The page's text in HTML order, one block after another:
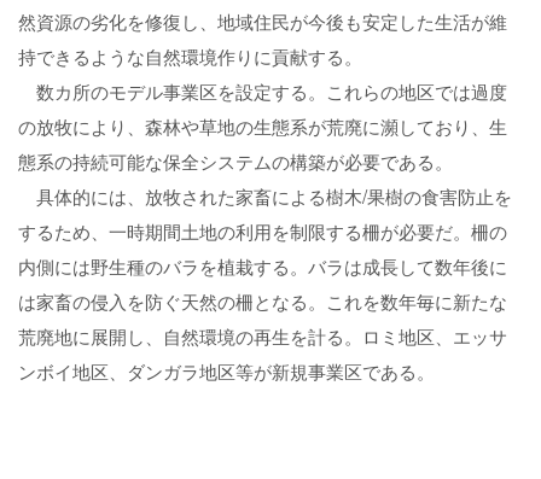
然資源の劣化を修復し、地域住民が今後も安定した生活が維
持できるような自然環境作りに貢献する。
数カ所のモデル事業区を設定する。これらの地区では過度
の放牧により、森林や草地の生態系が荒廃に瀕しており、生
態系の持続可能な保全システムの構築が必要である。
具体的には、放牧された家畜による樹木/果樹の食害防止を
するため、一時期間土地の利用を制限する柵が必要だ。柵の
内側には野生種のバラを植栽する。バラは成長して数年後に
は家畜の侵入を防ぐ天然の柵となる。これを数年毎に新たな
荒廃地に展開し、自然環境の再生を計る。ロミ地区、エッサ
ンボイ地区、ダンガラ地区等が新規事業区である。